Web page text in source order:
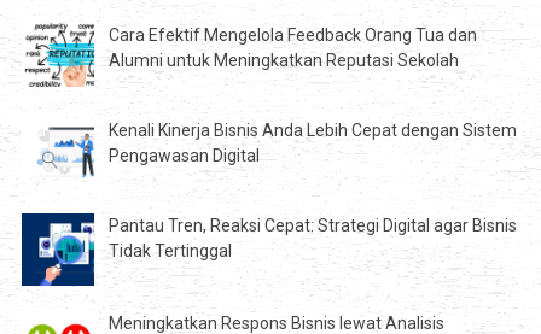
Cara Efektif Mengelola Feedback Orang Tua dan
Alumni untuk Meningkatkan Reputasi Sekolah
Kenali Kinerja Bisnis Anda Lebih Cepat dengan Sistem
Pengawasan Digital
Pantau Tren, Reaksi Cepat: Strategi Digital agar Bisnis
Tidak Tertinggal
Meningkatkan Respons Bisnis lewat Analisis